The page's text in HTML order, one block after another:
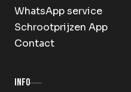
WhatsApp service
Schrootprijzen App
Contact
Info